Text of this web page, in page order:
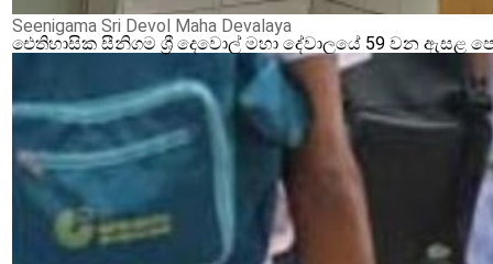
Seenigama Sri Devol Maha Devalaya
ඓතිහාසික සීනිගම ශ්‍රී දෙවොල් මහා දේවාලයේ 59 වන ඇසළ